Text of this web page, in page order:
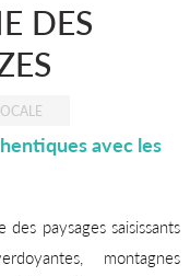
DES
avec les
paysages saisissants
montagnes